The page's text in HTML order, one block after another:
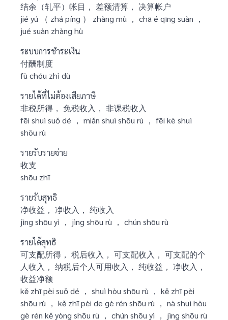
结余（轧平）帐目， 差额清算， 决算帐户
jié yú （ zhá píng ） zhàng mù ， chā é qīng suàn ，
jué suàn zhàng hù
ระบบการชำระเงิน
付酬制度
fù chóu zhì dù
รายได้ที่ไม่ต้องเสียภาษี
非税所得， 免税收入， 非课税收入
fēi shuì suǒ dé ， miǎn shuì shōu rù ， fēi kè shuì
shōu rù
รายรับรายจ่าย
收支
shōu zhī
รายรับสุทธิ
净收益， 净收入， 纯收入
jìng shōu yì ， jìng shōu rù ， chún shōu rù
รายได้สุทธิ
可支配所得， 税后收入， 可支配收入， 可支配的个
人收入， 纳税后个人可用收入， 纯收益， 净收入，
收益净额
kě zhī pèi suǒ dé ， shuì hòu shōu rù ， kě zhī pèi
shōu rù ， kě zhī pèi de gè rén shōu rù ， nà shuì hòu
gè rén kě yòng shōu rù ， chún shōu yì ， jìng shōu rù